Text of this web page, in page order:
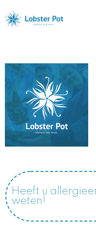
Heeft u
weten!